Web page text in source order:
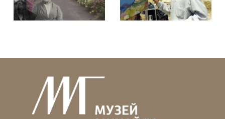
Вистав(к)а...
«СВОЇ/ЧУЖІ ЛЮДИ,...
Гадаєте, що Михайло
Грушевський усе життя
був “батьком...